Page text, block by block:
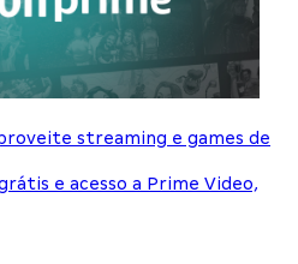
streaming e games de
e acesso a Prime Video,